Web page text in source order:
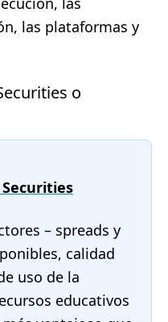
las plataformas y
o
Securities
– spreads y
calidad
uso de la
educativos